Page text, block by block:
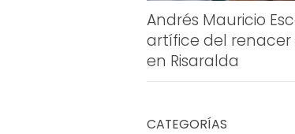
Andrés Mauricio
artífice del renacer
en Risaralda
CATEGORÍAS